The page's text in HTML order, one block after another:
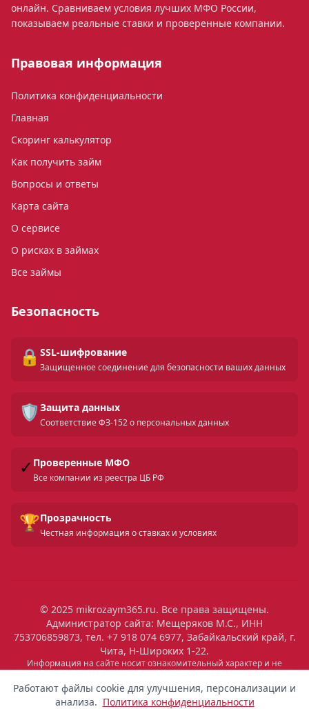
Скрыть
Санкт-Петербург 8 000 ₽
Работают файлы cookie для улучшения, персонализации и
анализа. Политика конфиденциальности
онлайн. Сравниваем условия лучших МФО России,
показываем реальные ставки и проверенные компании.
Правовая информация
Политика конфиденциальности
Главная
Скоринг калькулятор
Как получить займ
Вопросы и ответы
Карта сайта
О сервисе
О рисках в займах
Все займы
Безопасность
🔒 SSL-шифрование
Защищенное соединение для безопасности ваших данных
🛡️ Защита данных
Соответствие ФЗ-152 о персональных данных
✓ Проверенные МФО
Все компании из реестра ЦБ РФ
🏆Прозрачность
Честная информация о ставках и условиях
© 2025 mikrozaym365.ru. Все права защищены.
Администратор сайта: Мещеряков М.С., ИНН
753706859873, тел. +7 918 074 6977, Забайкальский край, г.
Чита, Н-Широких 1-22.
Информация на сайте носит ознакомительный характер и не
является публичной офертой. Все условия микрозаймов уточняйте
на сайтах МФО. Помните: займ — это обязательство, которое
необходимо исполнять. Невыполнение обязательств влечет штрафы